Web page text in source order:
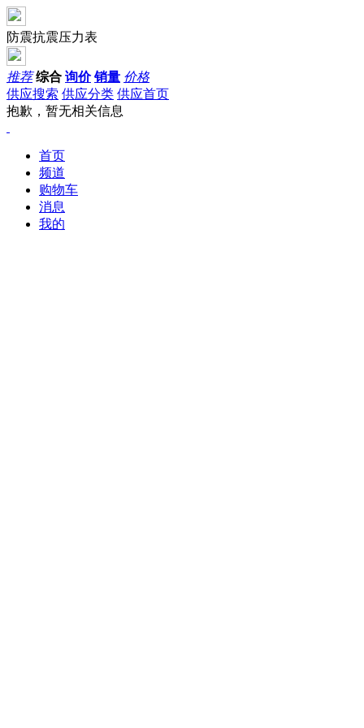
防震抗震压力表
推荐 综合 询价 销量 价格
供应搜索 供应分类 供应首页
抱歉，暂无相关信息
首页
频道
购物车
消息
我的